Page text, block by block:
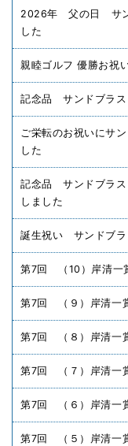
2026年 父の日 サン
した
親睦ゴルフ 優勝お祝
記念品 サンドブラス
ご栄転のお祝いにサ
した
記念品 サンドブラス
しました
誕生祝い サンドブラ
第7回 （10）岸清一
第7回 （９）岸清一
第7回 （８）岸清一
第7回 （７）岸清一
第7回 （６）岸清一
第7回 （５）岸清一